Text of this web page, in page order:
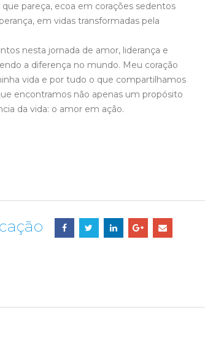
pareça, ecoa em corações sedentos
em vidas transformadas pela
nesta jornada de amor, liderança e
a diferença no mundo. Meu coração
vida e por tudo o que compartilhamos
encontramos não apenas um propósito
da vida: o amor em ação.